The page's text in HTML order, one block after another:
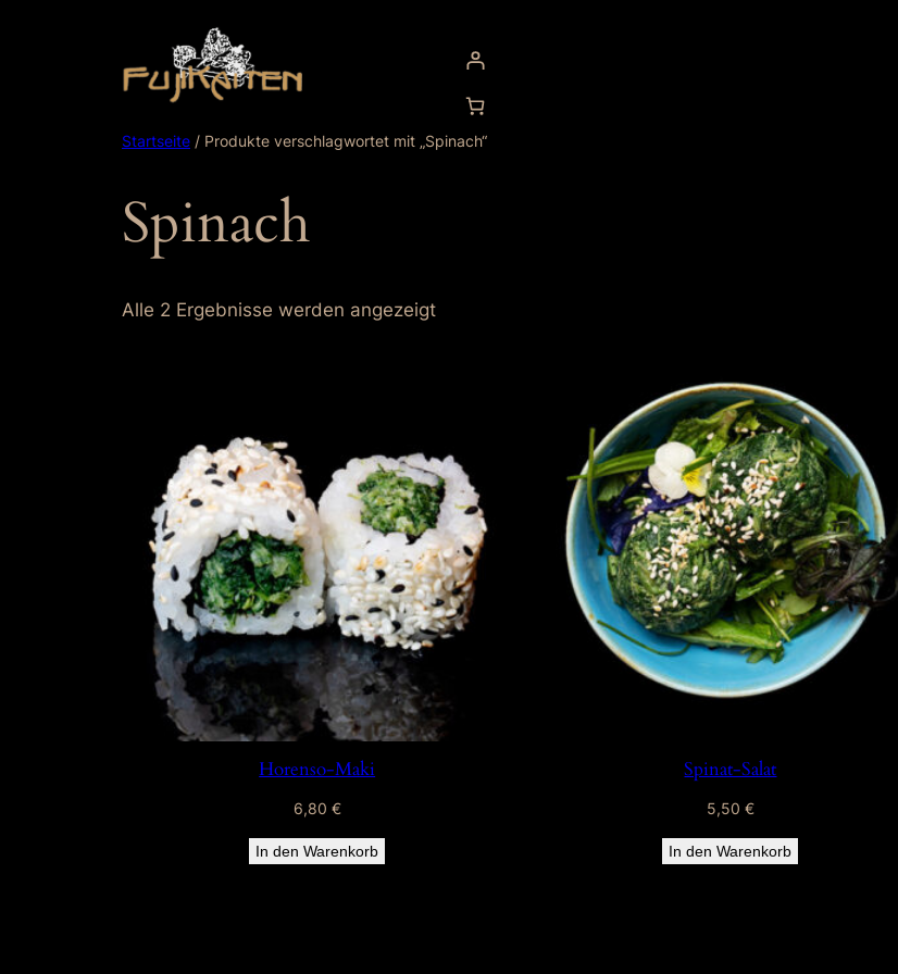
Startseite / Produkte verschlagwortet mit „Spinach“
Spinach
Alle 2 Ergebnisse werden angezeigt
Horenso-Maki
6,80 €
In den Warenkorb
Spinat-Salat
5,50 €
In den Warenkorb